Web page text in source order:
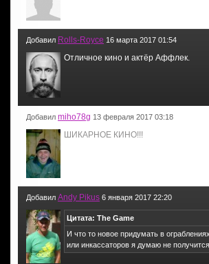
Добавил Rolls-Royce 16 марта 2017 01:54
Отличное кино и актёр Аффлек.
Добавил miho78g 13 февраля 2017 03:18
ШИКАРНОЕ КИНО!!!
Добавил Andy Pikus 6 января 2017 22:20
Цитата: The Game
И что то новое придумать в
или инкассаторов я думаю не